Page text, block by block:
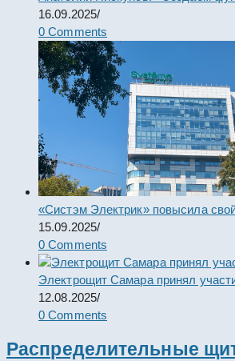
16.09.2025/
0 Comments
«Систэм Электрик» повысила
15.09.2025/
0 Comments
Электрощит Самара принял
12.08.2025/
0 Comments
Распределительные